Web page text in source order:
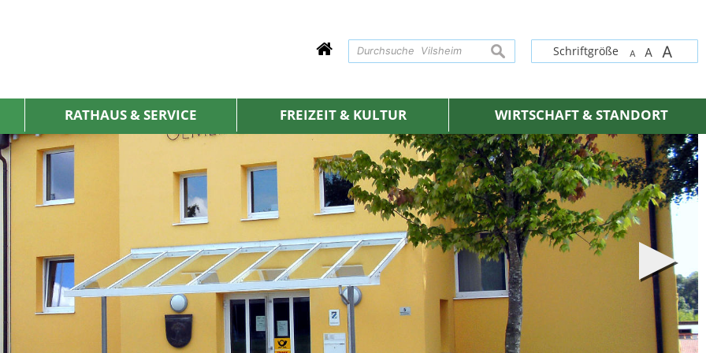
Schriftgröße A A A
suchen
RATHAUS & SERVICE FREIZEIT & KULTUR WIRTSCHAFT & STANDORT